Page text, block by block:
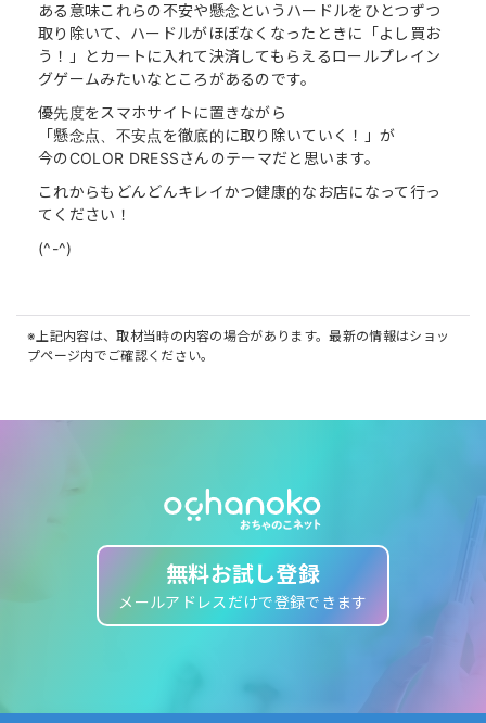
ある意味これらの不安や懸念というハードルをひとつずつ
取り除いて、ハードルがほぼなくなったときに「よし買お
う！」とカートに入れて決済してもらえるロールプレイン
グゲームみたいなところがあるのです。
優先度をスマホサイトに置きながら
「懸念点、不安点を徹底的に取り除いていく！」が
今のCOLOR DRESSさんのテーマだと思います。
これからもどんどんキレイかつ健康的なお店になって行っ
てください！
(^-^)
※上記内容は、取材当時の内容の場合があります。最新の情報はショッ
プページ内でご確認ください。
無料お試し登録
メールアドレスだけで登録できます